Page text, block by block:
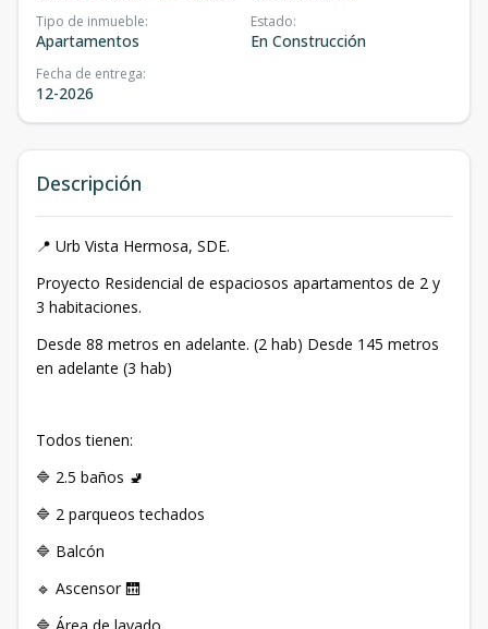
Tipo de inmueble:
Apartamentos
Estado:
En Construcción
Fecha de entrega:
12-2026
Descripción
📍 Urb Vista Hermosa, SDE.
Proyecto Residencial de espaciosos apartamentos de 2 y
3 habitaciones.
Desde 88 metros en adelante. (2 hab) Desde 145 metros
en adelante (3 hab)
Todos tienen:
🔷 2.5 baños 🚽
🔷 2 parqueos techados
🔷 Balcón
🔹 Ascensor 🛗